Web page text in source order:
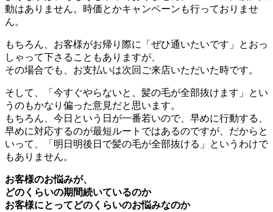
動はありません。時価とかキャンペーンも行っておりませ
ん。
もちろん、お客様がお帰り際に「ぜひ通いたいです」とおっ
しゃって下さることもありますが、
その場合でも、お支払いは次回ご来店いただいた時です。
そして、「今すぐやらないと、髪の毛が全部抜けます」とい
うのもかなり偏った意見だと思います。
もちろん、今日という日が一番若いので、早めに行動する、
早めに対応するのが最短ルートではあるのですが、だからと
いって、「明日明後日で髪の毛が全部抜ける」というわけで
もありません。
お客様のお悩みが、
どのくらいの期間続いているのか
お客様にとってどのくらいのお悩みなのか